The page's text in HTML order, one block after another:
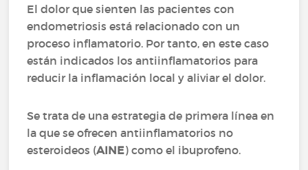
El dolor que sienten las pacientes con
endometriosis está relacionado con un
proceso inflamatorio. Por tanto, en este caso
están indicados los antiinflamatorios para
reducir la inflamación local y aliviar el dolor.
Se trata de una estrategia de primera línea en
la que se ofrecen antiinflamatorios no
esteroideos (AINE) como el ibuprofeno.